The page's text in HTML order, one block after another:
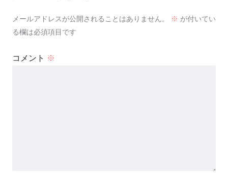
メールアドレスが公開されることはありません。 ※ が付いてい
る欄は必須項目です
コメント ※